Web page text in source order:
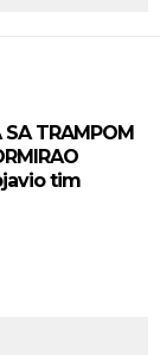
SA TRAMPOM
tim